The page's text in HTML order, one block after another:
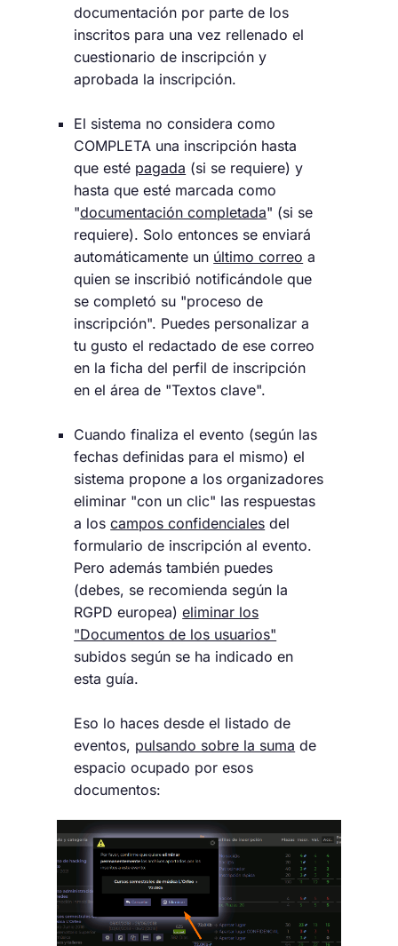
documentación por parte de los
inscritos para una vez rellenado el
cuestionario de inscripción y
aprobada la inscripción.
El sistema no considera como
COMPLETA una inscripción hasta
que esté pagada (si se requiere) y
hasta que esté marcada como
"documentación completada" (si se
requiere). Solo entonces se enviará
automáticamente un último correo a
quien se inscribió notificándole que
se completó su "proceso de
inscripción". Puedes personalizar a
tu gusto el redactado de ese correo
en la ficha del perfil de inscripción
en el área de "Textos clave".
Cuando finaliza el evento (según las
fechas definidas para el mismo) el
sistema propone a los organizadores
eliminar "con un clic" las respuestas
a loscampos confidenciales del
formulario de inscripción al evento.
Pero además también puedes
(debes, se recomienda según la
RGPD europea)eliminar los
"Documentos de los usuarios"
subidos según se ha indicado en
esta guía.
Eso lo haces desde el listado de
eventos, pulsando sobre la suma de
espacio ocupado por esos
documentos: